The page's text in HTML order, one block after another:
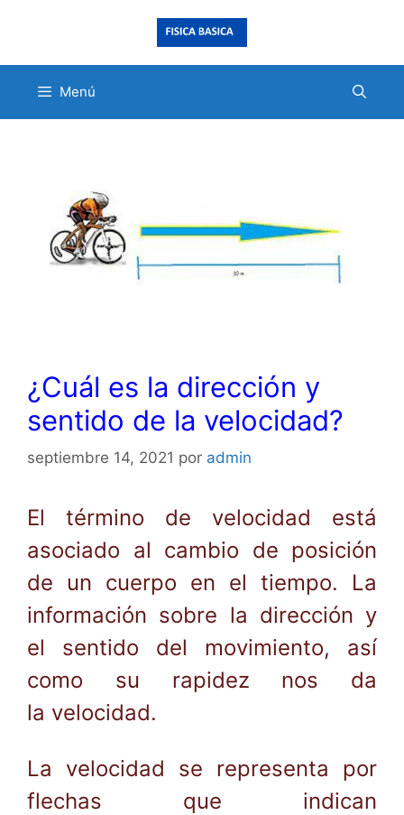
Menú
¿Cuál es la dirección y
sentido de la velocidad?
septiembre 14, 2021 por admin
El término de velocidad está
asociado al cambio de posición
de un cuerpo en el tiempo. La
información sobre la dirección y
el sentido del movimiento, así
como su rapidez nos da
la velocidad.
La velocidad se representa por
flechas que indican